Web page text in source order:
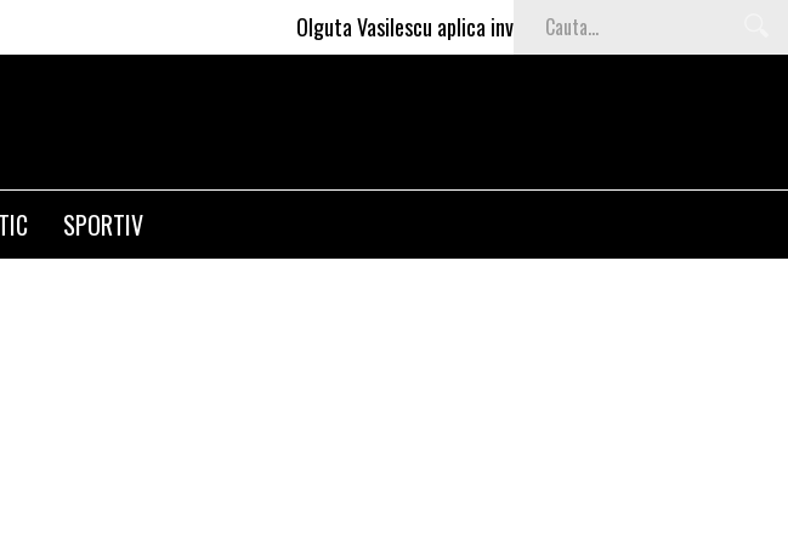
Olguta Vasilescu aplica invataturile lui Nea Marin: somajul
SPORTIV